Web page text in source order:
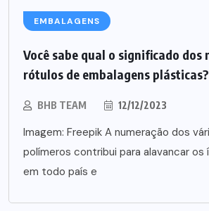
EMBALAGENS
Você sabe qual o significado dos
rótulos de embalagens plásticas?
BHB TEAM 12/12/2023
Imagem: Freepik A numeração dos
polímeros contribui para alavancar
em todo país e